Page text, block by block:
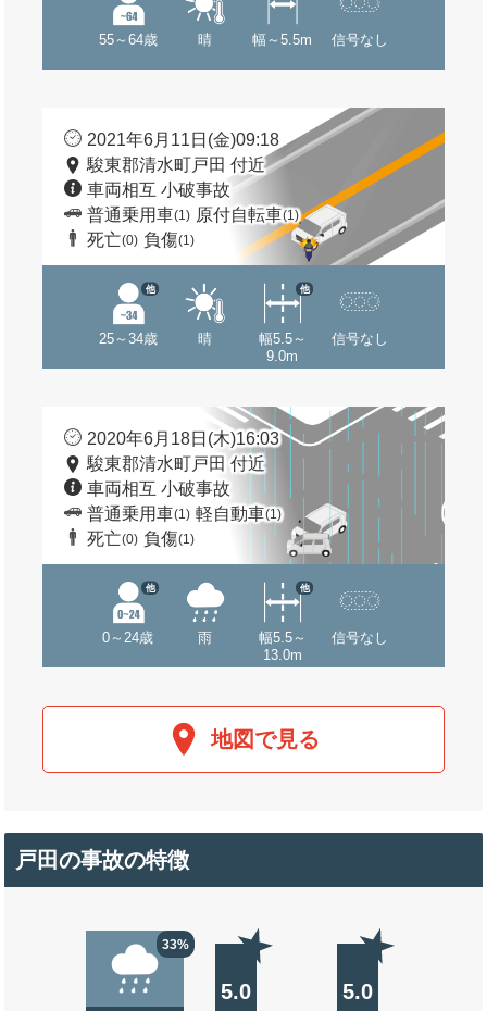
55～64歳 晴 幅～5.5m 信号なし
2021年6月11日(金)09:18
駿東郡清水町戸田 付近
車両相互 小破事故
普通乗用車(1) 原付自転車(1)
死亡(0) 負傷(1)
25～34歳
他
晴
幅5.5～
9.0m
他
信号なし
2020年6月18日(木)16:03
駿東郡清水町戸田 付近
車両相互 小破事故
普通乗用車(1) 軽自動車(1)
死亡(0) 負傷(1)
0～24歳
他
雨
幅5.5～
13.0m
他
信号なし
地図で見る
戸田の事故の特徴
33%
5.0 5.0